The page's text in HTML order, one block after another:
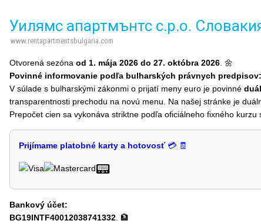
Уилямс апартмънтс с.р.о.
www.rentapartmentsbulgaria.com
Otvorená sezóna od 1. mája 2026 do 27. októbra 2026 . 🌼
Povinné informovanie podľa bulharských právnych predpisov:
V súlade s bulharskými zákonmi o prijatí meny euro je povinné
transparentnosti prechodu na novú menu. Na našej stránke je
Prepočet cien sa vykonáva striktne podľa oficiálneho fixného kurzu
Prijímame platobné karty a hotovosť 💳 🧾
📟
Bankový účet:
BG19INTF40012038741332 . 🏦